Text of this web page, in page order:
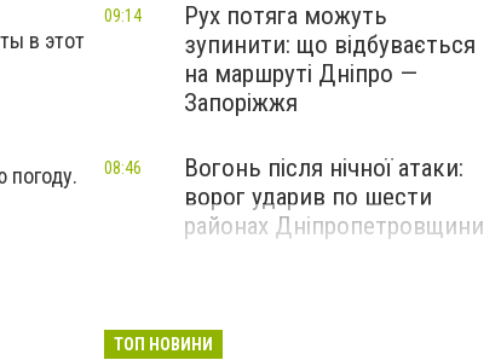
в этот
погоду.
Рух потяга можуть
зупинити: що відбувається
на маршруті Дніпро —
Запоріжжя
09:14
Вогонь після нічної атаки:
ворог ударив по шести
районах Дніпропетровщини
08:46
ТОП НОВИНИ